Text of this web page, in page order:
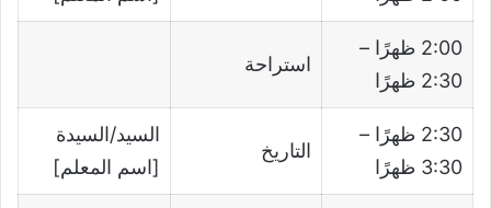
2:00 ظهرًا –
2:30 ظهرًا
استراحة
2:30 ظهرًا –
3:30 ظهرًا
التاريخ
السيد/السيدة
[اسم المعلم]